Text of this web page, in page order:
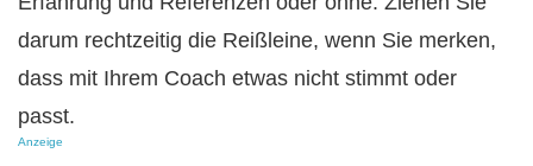
darum rechtzeitig die Reißleine, wenn Sie merken,
dass mit Ihrem Coach etwas nicht stimmt oder
passt.
Anzeige